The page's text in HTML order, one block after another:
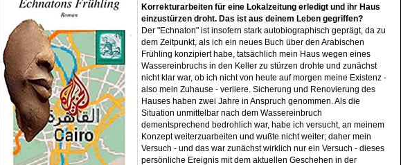
Korrekturarbeiten für eine Lokalzeitung erledigt und ihr Haus
einzustürzen droht. Das ist aus deinem Leben gegriffen?
Der "Echnaton" ist insofern stark autobiographisch geprägt, da zu
dem Zeitpunkt, als ich ein neues Buch über den Arabischen
Frühling konzipiert habe, tatsächlich mein Haus wegen eines
Wassereinbruchs in den Keller zu stürzen drohte und zunächst
nicht klar war, ob ich nicht von heute auf morgen meine Existenz -
also mein Zuhause - verliere. Sicherung und Renovierung des
Hauses haben zwei Jahre in Anspruch genommen. Als die
Situation unmittelbar nach dem Wassereinbruch
dementsprechend bedrohlich war, habe ich versucht, an meinem
Konzept weiterzuarbeiten und wußte nicht weiter; daher mein
Versuch - und das war zunächst wirklich nur ein Versuch - dieses
persönliche Ereignis mit dem aktuellen Geschehen in der